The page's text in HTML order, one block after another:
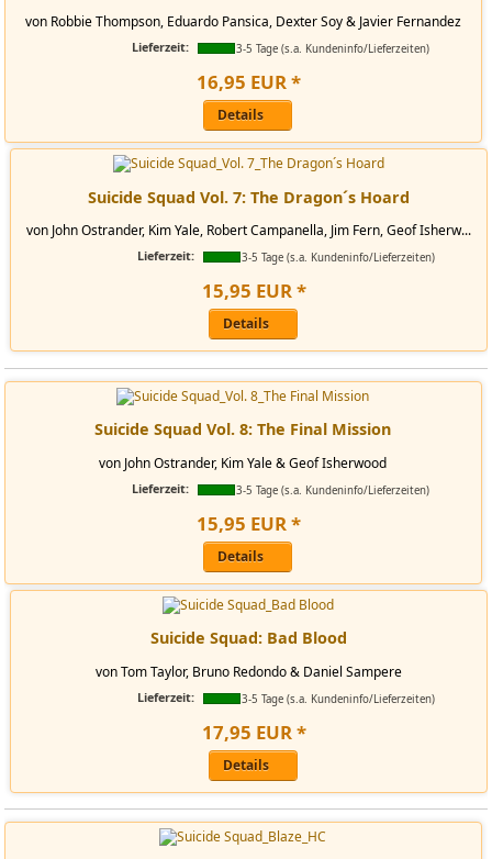
von Robbie Thompson, Eduardo Pansica, Dexter Soy & Javier Fernandez
Lieferzeit: 3-5 Tage (s.a. Kundeninfo/Lieferzeiten)
16,95 EUR*
Details
Suicide Squad Vol. 7: The Dragon´s Hoard
von John Ostrander, Kim Yale, Robert Campanella, Jim Fern, Geof Isherw...
Lieferzeit: 3-5 Tage (s.a. Kundeninfo/Lieferzeiten)
15,95 EUR*
Details
Suicide Squad Vol. 8: The Final Mission
von John Ostrander, Kim Yale & Geof Isherwood
Lieferzeit: 3-5 Tage (s.a. Kundeninfo/Lieferzeiten)
15,95 EUR*
Details
Suicide Squad: Bad Blood
von Tom Taylor, Bruno Redondo & Daniel Sampere
Lieferzeit: 3-5 Tage (s.a. Kundeninfo/Lieferzeiten)
17,95 EUR*
Details